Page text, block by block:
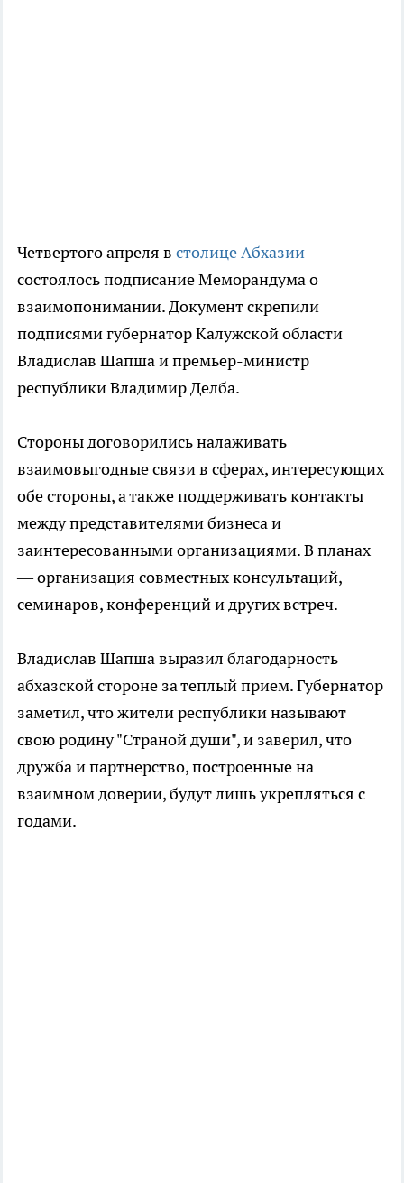
Четвертого апреля в столице Абхазии
состоялось подписание Меморандума о
взаимопонимании. Документ скрепили
подписями губернатор Калужской области
Владислав Шапша и премьер-министр
республики Владимир Делба.
Стороны договорились налаживать
взаимовыгодные связи в сферах, интересующих
обе стороны, а также поддерживать контакты
между представителями бизнеса и
заинтересованными организациями. В планах
— организация совместных консультаций,
семинаров, конференций и других встреч.
Владислав Шапша выразил благодарность
абхазской стороне за теплый прием. Губернатор
заметил, что жители республики называют
свою родину "Страной души", и заверил, что
дружба и партнерство, построенные на
взаимном доверии, будут лишь укрепляться с
годами.